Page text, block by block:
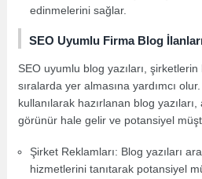
edinmelerini sağlar.
SEO Uyumlu Firma Blog
SEO uyumlu blog yazıları,
sıralarda yer almasına yardımcı
kullanılarak hazırlanan blog
görünür hale gelir ve potansiyel
Şirket Reklamları: Blog yazıları
hizmetlerini tanıtarak potansiyel